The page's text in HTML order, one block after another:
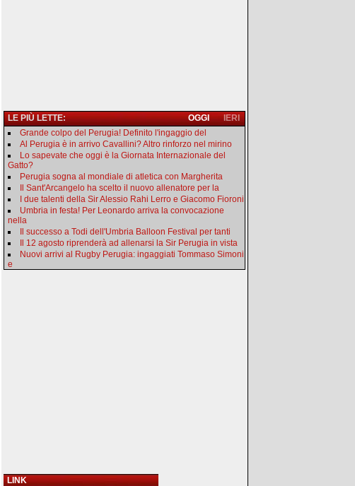
LE PIÙ LETTE: IERI
OGGI
Grande colpo del Perugia! Definito l'ingaggio del
Al Perugia è in arrivo Cavallini? Altro rinforzo nel mirino
Lo sapevate che oggi è la Giornata Internazionale del
Gatto?
Perugia sogna al mondiale di atletica con Margherita
Il Sant'Arcangelo ha scelto il nuovo allenatore per la
I due talenti della Sir Alessio Rahi Lerro e Giacomo Fioroni
Umbria in festa! Per Leonardo arriva la convocazione
nella
Il successo a Todi dell'Umbria Balloon Festival per tanti
Il 12 agosto riprenderà ad allenarsi la Sir Perugia in vista
Nuovi arrivi al Rugby Perugia: ingaggiati Tommaso Simoni
e
LINK